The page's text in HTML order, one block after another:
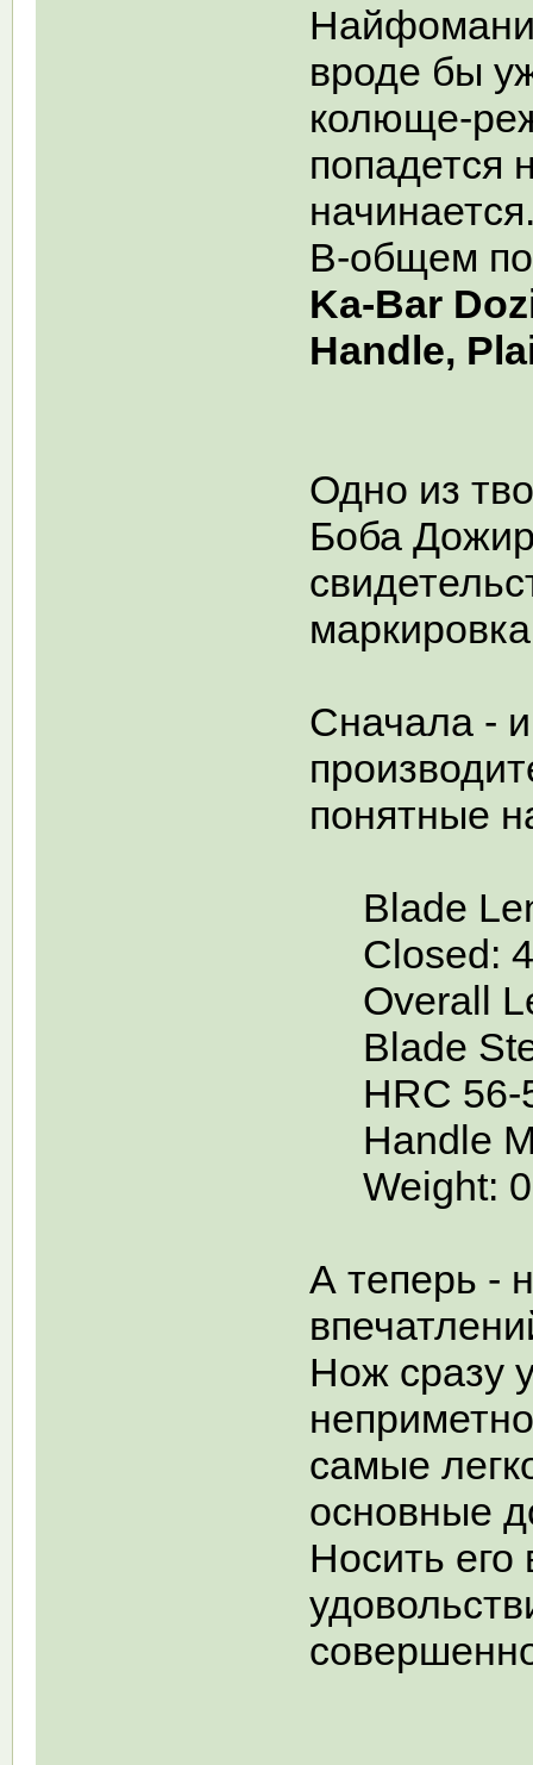
вроде бы
колюще-
попадется
В-общем
Ka-Bar
Handle,
Одно из
Боба
Сначала -
понятные
Blade
Closed: 4
Overall
Blade
HRC 56-
Handle
Weight:
А теперь -
Нож сразу
самые
основные
Носить его